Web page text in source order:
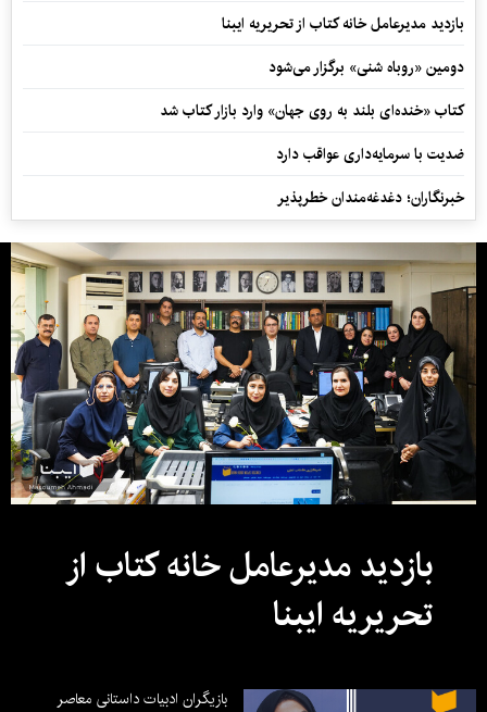
بازدید مدیرعامل خانه کتاب از تحریریه ایبنا
دومین «روباه شنی» برگزار می‌شود
کتاب «خنده‌ای بلند به روی جهان» وارد بازار کتاب شد
ضدیت با سرمایه‌داری عواقب دارد
خبرنگاران؛ دغدغه‌مندان خطرپذیر
بازدید مدیرعامل خانه کتاب از
تحریریه ایبنا
بازیگران ادبیات داستانی معاصر